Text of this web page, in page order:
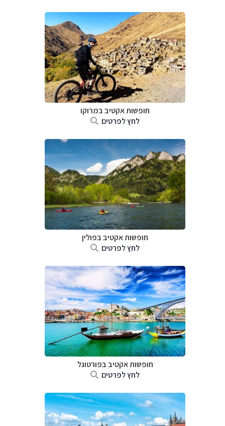
חופשות אקטיב במרוקו
לחץ לפרטים
חופשות אקטיב בפולין
לחץ לפרטים
חופשות אקטיב בפורטוגל
לחץ לפרטים